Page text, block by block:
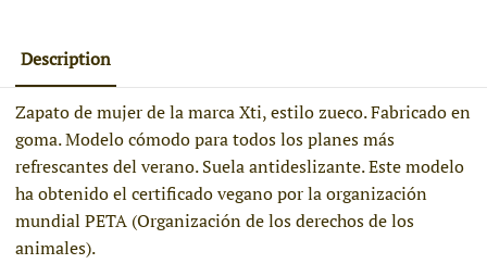
Description
Zapato de mujer de la marca Xti, estilo zueco. Fabricado en
goma. Modelo cómodo para todos los planes más
refrescantes del verano. Suela antideslizante. Este modelo
ha obtenido el certificado vegano por la organización
mundial PETA (Organización de los derechos de los
animales).